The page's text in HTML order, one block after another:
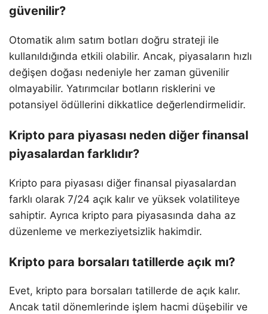
güvenilir?
Otomatik alım satım botları doğru strateji ile
kullanıldığında etkili olabilir. Ancak, piyasaların hızlı
değişen doğası nedeniyle her zaman güvenilir
olmayabilir. Yatırımcılar botların risklerini ve
potansiyel ödüllerini dikkatlice değerlendirmelidir.
Kripto para piyasası neden diğer finansal
piyasalardan farklıdır?
Kripto para piyasası diğer finansal piyasalardan
farklı olarak 7/24 açık kalır ve yüksek volatiliteye
sahiptir. Ayrıca kripto para piyasasında daha az
düzenleme ve merkeziyetsizlik hakimdir.
Kripto para borsaları tatillerde açık mı?
Evet, kripto para borsaları tatillerde de açık kalır.
Ancak tatil dönemlerinde işlem hacmi düşebilir ve